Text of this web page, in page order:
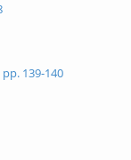
139-140